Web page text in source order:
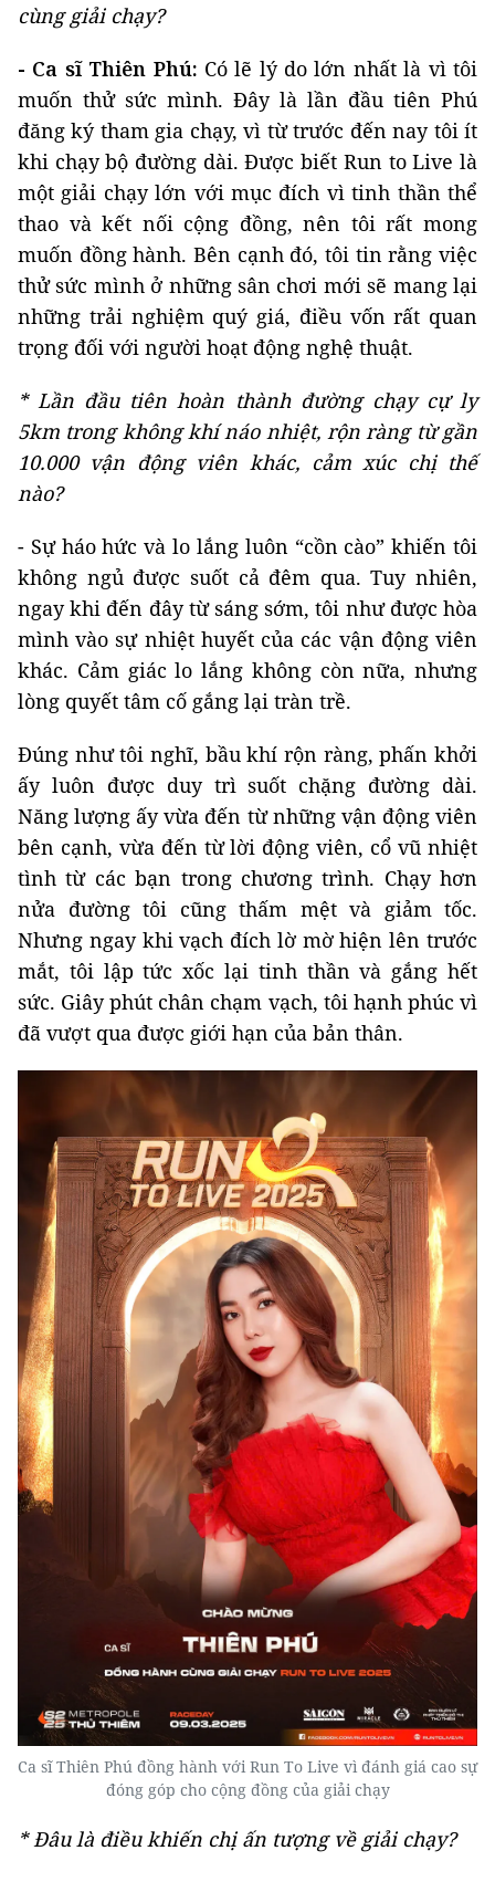
cùng giải chạy?
- Ca sĩ Thiên Phú: Có lẽ lý do lớn nhất là vì tôi
muốn thử sức mình. Đây là lần đầu tiên Phú
đăng ký tham gia chạy, vì từ trước đến nay tôi ít
khi chạy bộ đường dài. Được biết Run to Live là
một giải chạy lớn với mục đích vì tinh thần thể
thao và kết nối cộng đồng, nên tôi rất mong
muốn đồng hành. Bên cạnh đó, tôi tin rằng việc
thử sức mình ở những sân chơi mới sẽ mang lại
những trải nghiệm quý giá, điều vốn rất quan
trọng đối với người hoạt động nghệ thuật.
* Lần đầu tiên hoàn thành đường chạy cự ly
5km trong không khí náo nhiệt, rộn ràng từ gần
10.000 vận động viên khác, cảm xúc chị thế
nào?
- Sự háo hức và lo lắng luôn “cồn cào” khiến tôi
không ngủ được suốt cả đêm qua. Tuy nhiên,
ngay khi đến đây từ sáng sớm, tôi như được hòa
mình vào sự nhiệt huyết của các vận động viên
khác. Cảm giác lo lắng không còn nữa, nhưng
lòng quyết tâm cố gắng lại tràn trề.
Đúng như tôi nghĩ, bầu khí rộn ràng, phấn khởi
ấy luôn được duy trì suốt chặng đường dài.
Năng lượng ấy vừa đến từ những vận động viên
bên cạnh, vừa đến từ lời động viên, cổ vũ nhiệt
tình từ các bạn trong chương trình. Chạy hơn
nửa đường tôi cũng thấm mệt và giảm tốc.
Nhưng ngay khi vạch đích lờ mờ hiện lên trước
mắt, tôi lập tức xốc lại tinh thần và gắng hết
sức. Giây phút chân chạm vạch, tôi hạnh phúc vì
đã vượt qua được giới hạn của bản thân.
Ca sĩ Thiên Phú đồng hành với Run To Live vì đánh giá cao sự
đóng góp cho cộng đồng của giải chạy
* Đâu là điều khiến chị ấn tượng về giải chạy?